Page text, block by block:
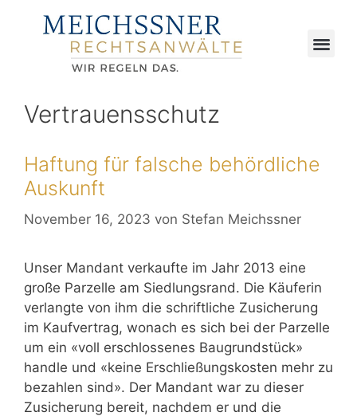
Vertrauensschutz
Haftung für falsche behördliche
Auskunft
November 16, 2023 von Stefan Meichssner
Unser Mandant verkaufte im Jahr 2013 eine
große Parzelle am Siedlungsrand. Die Käuferin
verlangte von ihm die schriftliche Zusicherung
im Kaufvertrag, wonach es sich bei der Parzelle
um ein «voll erschlossenes Baugrundstück»
handle und «keine Erschließungskosten mehr zu
bezahlen sind». Der Mandant war zu dieser
Zusicherung bereit, nachdem er und die